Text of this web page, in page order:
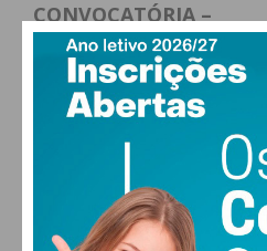
CONVOCATÓRIA –
Associação de Socorros
Mútuos Freamundenses
PORIMEDIATO
BÓNUS ANÚNCIOS
Anúncio Município de
Paredes
POR MÓNICA FERREIRA